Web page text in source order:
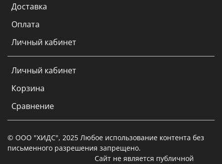
Доставка
Оплата
Личный кабинет
Личный кабинет
Корзина
Сравнение
© ООО "ХИДС", 2025 Любое использование контента без
письменного разрешения запрещено.
Сайт не является публичной